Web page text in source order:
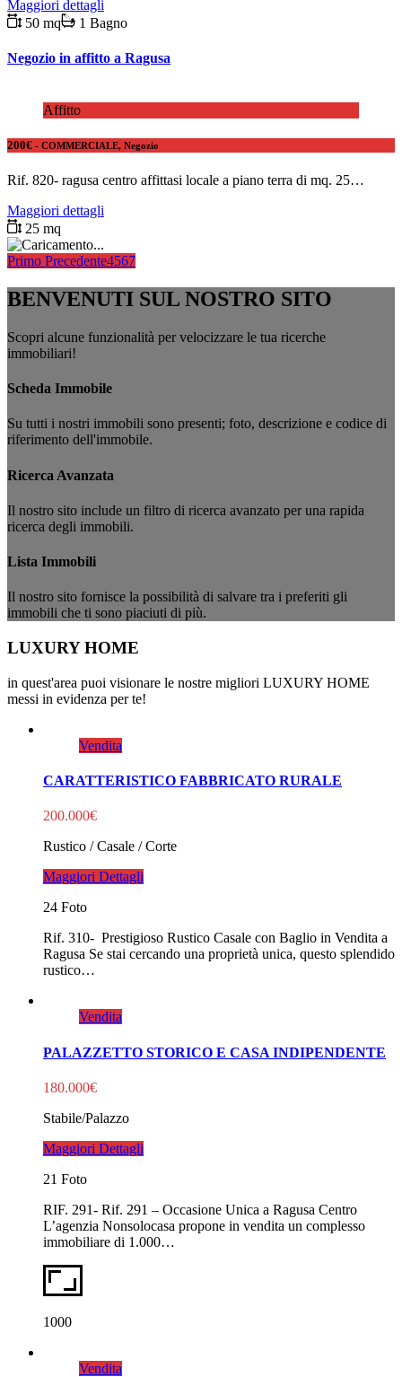
Maggiori dettagli
50 mq
1 Bagno
Negozio in affitto a Ragusa
Affitto
200€ - COMMERCIALE, Negozio
Rif. 820- ragusa centro affittasi locale a piano terra di mq. 25…
Maggiori dettagli
25 mq
Primo Precedente4567
BENVENUTI SUL NOSTRO SITO
Scopri alcune funzionalità per velocizzare le tua ricerche
immobiliari!
Scheda Immobile
Su tutti i nostri immobili sono presenti; foto, descrizione e codice di
riferimento dell'immobile.
Ricerca Avanzata
Il nostro sito include un filtro di ricerca avanzato per una rapida
ricerca degli immobili.
Lista Immobili
Il nostro sito fornisce la possibilità di salvare tra i preferiti gli
immobili che ti sono piaciuti di più.
LUXURY HOME
in quest'area puoi visionare le nostre migliori LUXURY HOME
messi in evidenza per te!
Vendita
CARATTERISTICO FABBRICATO RURALE
200.000€
Rustico / Casale / Corte
Maggiori Dettagli
24 Foto
Rif. 310- Prestigioso Rustico Casale con Baglio in Vendita a
Ragusa Se stai cercando una proprietà unica, questo splendido
rustico…
Vendita
PALAZZETTO STORICO E CASA INDIPENDENTE
180.000€
Stabile/Palazzo
Maggiori Dettagli
21 Foto
RIF. 291- Rif. 291 – Occasione Unica a Ragusa Centro
L’agenzia Nonsolocasa propone in vendita un complesso
immobiliare di 1.000…
1000
Vendita